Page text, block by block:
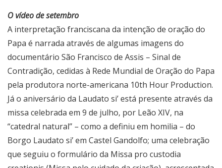
O vídeo de setembro
A interpretação franciscana da intenção de oração do
Papa é narrada através de algumas imagens do
documentário São Francisco de Assis – Sinal de
Contradição, cedidas à Rede Mundial de Oração do Papa
pela produtora norte-americana 10th Hour Production.
Já o aniversário da Laudato si’ está presente através da
missa celebrada em 9 de julho, por Leão XIV, na
“catedral natural” – como a definiu em homilia – do
Borgo Laudato si’ em Castel Gandolfo; uma celebração
que seguiu o formulário da Missa pro custodia